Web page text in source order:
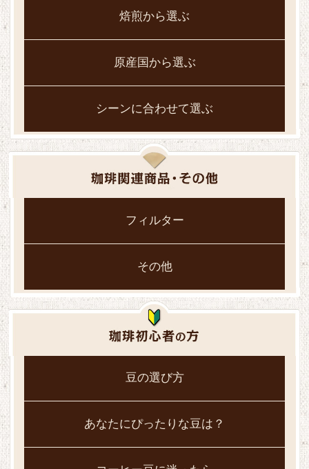
焙煎から選ぶ
原産国から選ぶ
シーンに合わせて選ぶ
フィルター
その他
豆の選び方
あなたにぴったりな豆は？